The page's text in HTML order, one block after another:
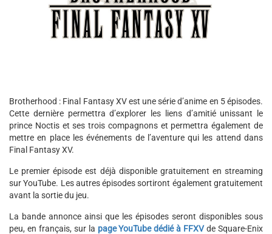
Brotherhood : Final Fantasy XV est une série d’anime en 5 épisodes.
Cette dernière permettra d’explorer les liens d’amitié unissant le
prince Noctis et ses trois compagnons et permettra également de
mettre en place les événements de l’aventure qui les attend dans
Final Fantasy XV.
Le premier épisode est déjà disponible gratuitement en streaming
sur YouTube. Les autres épisodes sortiront également gratuitement
avant la sortie du jeu.
La bande annonce ainsi que les épisodes seront disponibles sous
peu, en français, sur la page YouTube dédié à FFXV de Square-Enix